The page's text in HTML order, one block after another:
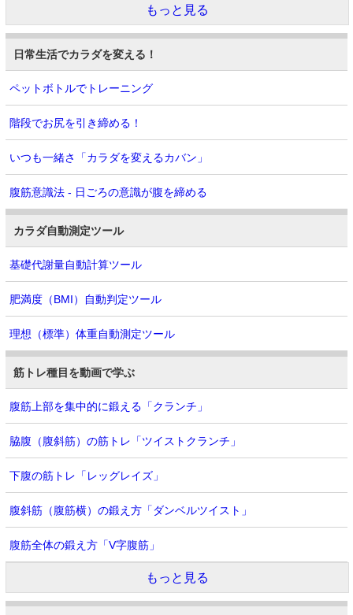
もっと見る
日常生活でカラダを変える！
ペットボトルでトレーニング
階段でお尻を引き締める！
いつも一緒さ「カラダを変えるカバン」
腹筋意識法 - 日ごろの意識が腹を締める
カラダ自動測定ツール
基礎代謝量自動計算ツール
肥満度（BMI）自動判定ツール
理想（標準）体重自動測定ツール
筋トレ種目を動画で学ぶ
腹筋上部を集中的に鍛える「クランチ」
脇腹（腹斜筋）の筋トレ「ツイストクランチ」
下腹の筋トレ「レッグレイズ」
腹斜筋（腹筋横）の鍛え方「ダンベルツイスト」
腹筋全体の鍛え方「V字腹筋」
もっと見る